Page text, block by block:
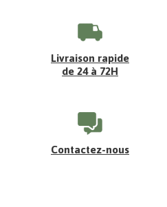
Livraison rapide
de 24 à 72H
Contactez-nous